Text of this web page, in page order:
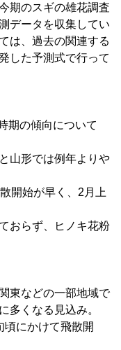
期のスギの雄花調査
データを収集してい
は、過去の関連する
した予測式で行って
期の傾向について
山形では例年よりや
開始が早く、2月上
おらず、ヒノキ花粉
東などの一部地域で
多くなる見込み。
にかけて飛散開